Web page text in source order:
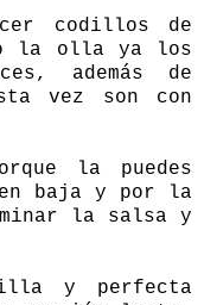
codillos de
la olla ya los
además de
vez son con
la puedes
baja y por la
la salsa y
y perfecta